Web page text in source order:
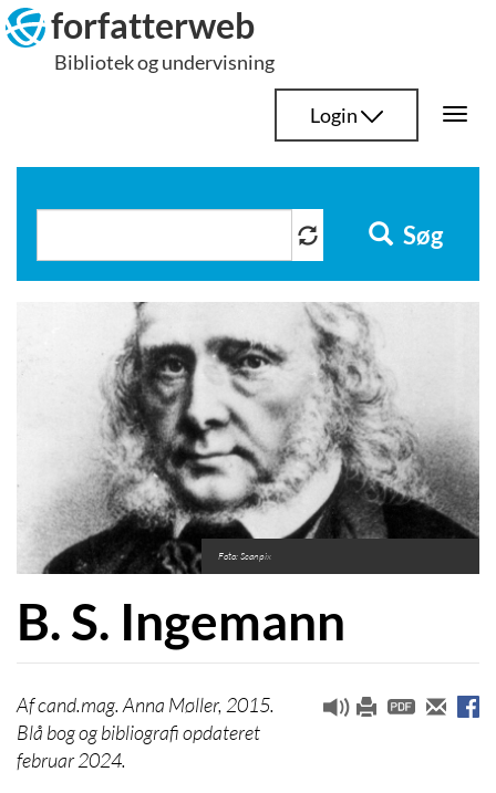
Hop
til
indhold
forfatterweb
Bibliotek og undervisning
Login
Søg
Foto: Scanpix
B. S. Ingemann
cand.mag. Anna Møller, 2015.
Blå bog og bibliografi opdateret
februar 2024.